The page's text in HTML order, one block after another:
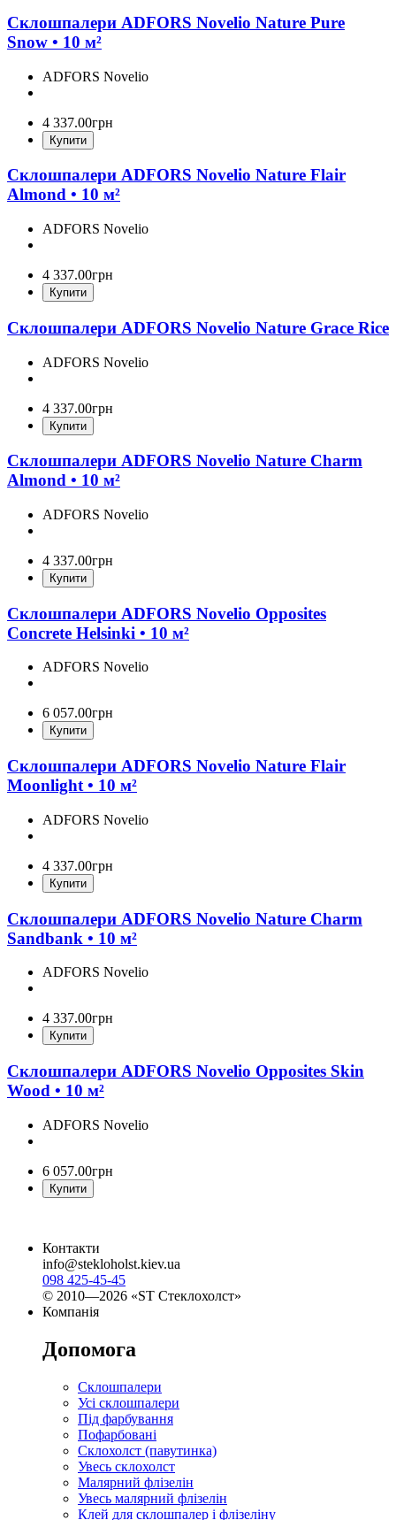
Склошпалери ADFORS Novelio Nature Pure
Snow • 10 м²
ADFORS Novelio
4 337.00грн
Купити
Склошпалери ADFORS Novelio Nature Flair
Almond • 10 м²
ADFORS Novelio
4 337.00грн
Купити
Склошпалери ADFORS Novelio Nature Grace Rice
ADFORS Novelio
4 337.00грн
Купити
Склошпалери ADFORS Novelio Nature Charm
Almond • 10 м²
ADFORS Novelio
4 337.00грн
Купити
Склошпалери ADFORS Novelio Opposites
Concrete Helsinki • 10 м²
ADFORS Novelio
6 057.00грн
Купити
Склошпалери ADFORS Novelio Nature Flair
Moonlight • 10 м²
ADFORS Novelio
4 337.00грн
Купити
Склошпалери ADFORS Novelio Nature Charm
Sandbank • 10 м²
ADFORS Novelio
4 337.00грн
Купити
Склошпалери ADFORS Novelio Opposites Skin
Wood • 10 м²
ADFORS Novelio
6 057.00грн
Купити
Контакти
info@stekloholst.kiev.ua
098 425-45-45
© 2010—2026 «ST Стеклохолст»
Компанія
Допомога
Склошпалери
Усі склошпалери
Під фарбування
Пофарбовані
Склохолст (павутинка)
Увесь склохолст
Малярний флізелін
Увесь малярний флізелін
Клей для склошпалер і флізеліну